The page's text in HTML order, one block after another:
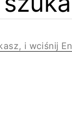
BIZNES
i wciśnij